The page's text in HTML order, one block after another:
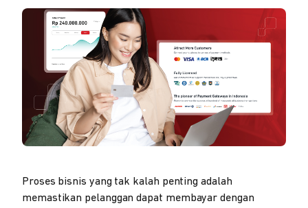
Proses bisnis yang tak kalah penting adalah
memastikan pelanggan dapat membayar dengan